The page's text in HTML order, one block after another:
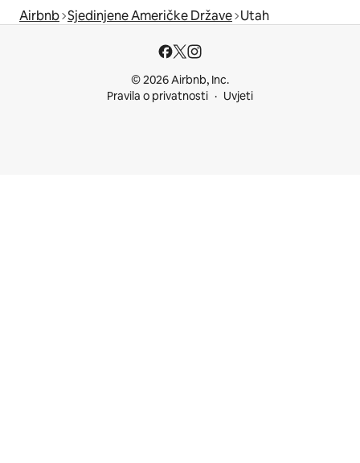
Airbnb Sjedinjene Američke Države Utah
© 2026 Airbnb, Inc.
Pravila o privatnosti
Uvjeti